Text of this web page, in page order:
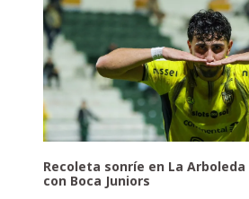
Recoleta sonríe en La
con Boca Juniors